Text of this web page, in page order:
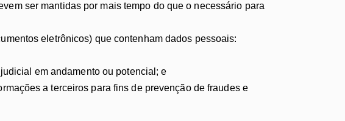
ser mantidas por mais tempo do que o necessário para
eletrônicos) que contenham dados pessoais:
em andamento ou potencial; e
a terceiros para fins de prevenção de fraudes e